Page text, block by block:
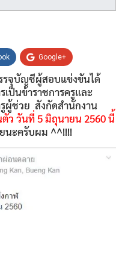
Google+
Email
รจุบัญชีผู้สอบแข่งขันได้
เป็นข้าราชการครูและ
ผู้ช่วย สังกัดสำนักงาน
ตัว วันที่ 5 มิถุนายน 2560 นี้
นะครับผม ^^!!!!